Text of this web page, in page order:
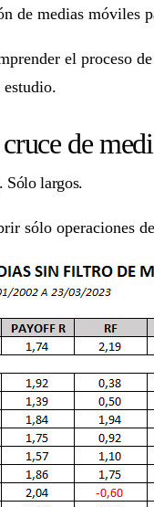
de medias móviles
el proceso
de
Sólo largos.
sólo operaciones